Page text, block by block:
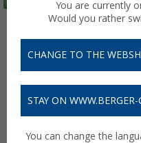
You are currently
Would you rather
CHANGE TO THE
STAY ON
You can change the